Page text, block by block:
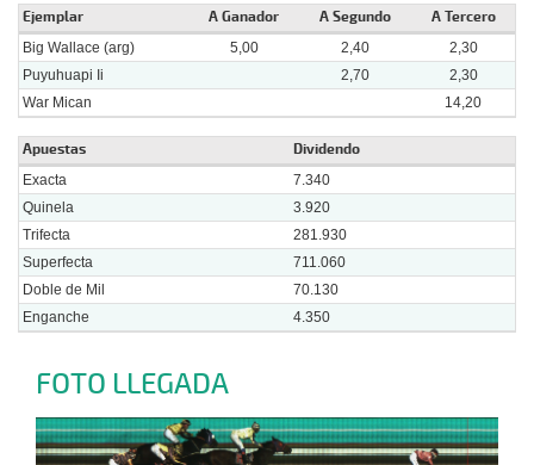
Ejemplar A Ganador A Segundo A Tercero
Big Wallace (arg) 5,00 2,40
2,30
Puyuhuapi Ii
2,70
2,30
War Mican
14,20
Apuestas Dividendo
Exacta
7.340
Quinela
3.920
Trifecta
281.930
Superfecta
711.060
Doble de Mil
70.130
Enganche
4.350
FOTO LLEGADA